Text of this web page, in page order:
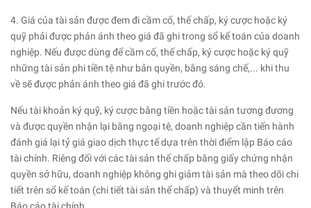
4. Giá của tài sản được đem đi cầm cố, thế chấp, ký cược hoặc ký
quỹ phải được phản ánh theo giá đã ghi trong sổ kế toán của doanh
nghiệp. Nếu được dùng để cầm cố, thế chấp, ký cược hoặc ký quỹ
những tài sản phi tiền tệ như bản quyền, bằng sáng chế,... khi thu
về sẽ được phản ánh theo giá đã ghi trước đó.
Nếu tài khoản ký quỹ, ký cược bằng tiền hoặc tài sản tương đương
và được quyền nhận lại bằng ngoại tệ, doanh nghiệp cần tiến hành
đánh giá lại tỷ giá giao dịch thực tế dựa trên thời điểm lập Báo cáo
tài chính. Riêng đối với các tài sản thế chấp bằng giấy chứng nhận
quyền sở hữu, doanh nghiệp không ghi giảm tài sản mà theo dõi chi
tiết trên sổ kế toán (chi tiết tài sản thế chấp) và thuyết minh trên